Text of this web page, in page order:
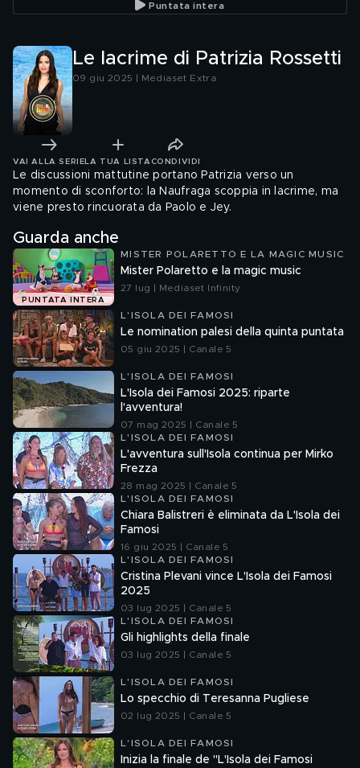
Puntata intera
Le lacrime di Patrizia Rossetti
09 giu 2025 | Mediaset Extra
VAI ALLA SERIE LA TUA LISTA CONDIVIDI
Le discussioni mattutine portano Patrizia verso un
momento di sconforto: la Naufraga scoppia in lacrime, ma
viene presto rincuorata da Paolo e Jey.
Guarda anche
PUNTATA INTERA
MISTER POLARETTO E LA MAGIC MUSIC
Mister Polaretto e la magic music
27 lug | Mediaset Infinity
L'ISOLA DEI FAMOSI
Le nomination palesi della quinta puntata
05 giu 2025 | Canale 5
L'ISOLA DEI FAMOSI
L'Isola dei Famosi 2025: riparte
l'avventura!
07 mag 2025 | Canale 5
L'ISOLA DEI FAMOSI
L'avventura sull'Isola continua per Mirko
Frezza
28 mag 2025 | Canale 5
L'ISOLA DEI FAMOSI
Chiara Balistreri è eliminata da L'Isola dei
Famosi
16 giu 2025 | Canale 5
L'ISOLA DEI FAMOSI
Cristina Plevani vince L'Isola dei Famosi
2025
03 lug 2025 | Canale 5
L'ISOLA DEI FAMOSI
Gli highlights della finale
03 lug 2025 | Canale 5
L'ISOLA DEI FAMOSI
Lo specchio di Teresanna Pugliese
02 lug 2025 | Canale 5
L'ISOLA DEI FAMOSI
Inizia la finale de "L'Isola dei Famosi